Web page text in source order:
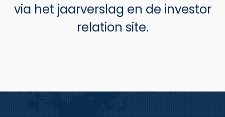
via het jaarverslag en de investor
relation site.